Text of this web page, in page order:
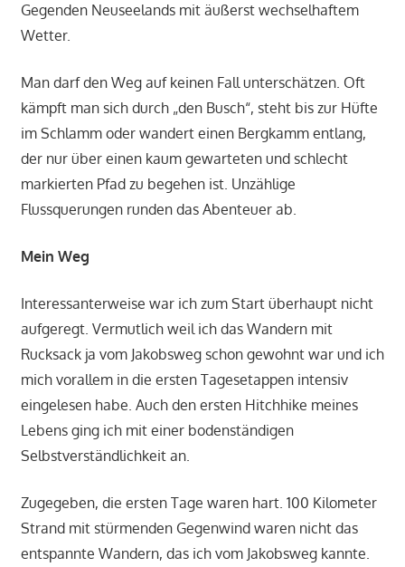
Gegenden Neuseelands mit äußerst wechselhaftem
Wetter.
Man darf den Weg auf keinen Fall unterschätzen. Oft
kämpft man sich durch „den Busch“, steht bis zur Hüfte
im Schlamm oder wandert einen Bergkamm entlang,
der nur über einen kaum gewarteten und schlecht
markierten Pfad zu begehen ist. Unzählige
Flussquerungen runden das Abenteuer ab.
Mein Weg
Interessanterweise war ich zum Start überhaupt nicht
aufgeregt. Vermutlich weil ich das Wandern mit
Rucksack ja vom Jakobsweg schon gewohnt war und ich
mich vorallem in die ersten Tagesetappen intensiv
eingelesen habe. Auch den ersten Hitchhike meines
Lebens ging ich mit einer bodenständigen
Selbstverständlichkeit an.
Zugegeben, die ersten Tage waren hart. 100 Kilometer
Strand mit stürmenden Gegenwind waren nicht das
entspannte Wandern, das ich vom Jakobsweg kannte.